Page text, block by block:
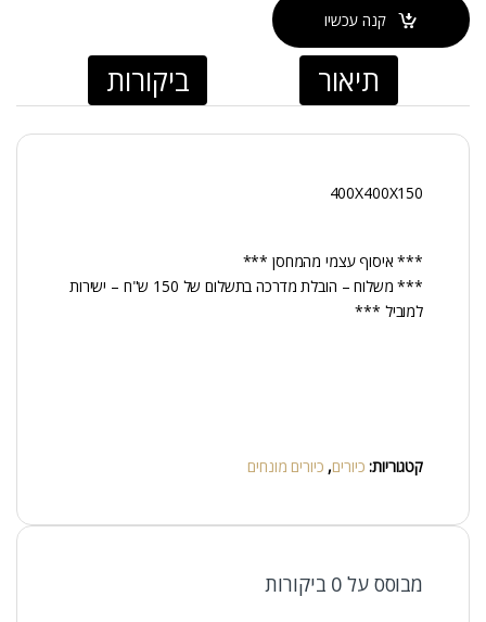
קנה עכשיו
תיאור ביקורות
400X400X150
*** איסוף עצמי מהמחסן ***
*** משלוח – הובלת מדרכה בתשלום של 150 ש"ח – ישירות
למוביל ***
קטגוריות: כיורים, כיורים מונחים
מבוסס על 0 ביקורות